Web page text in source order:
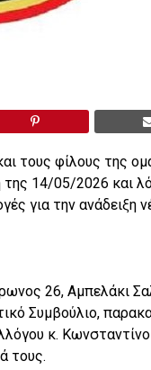
τους φίλους της
14/05/2026 και
για την ανάδειξη
26, Αμπελάκι
Συμβούλιο,
κ. Κωνσταντίνο
τους.